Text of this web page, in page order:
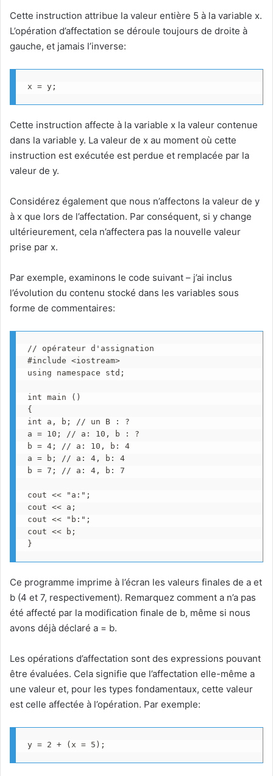
Cette instruction attribue la valeur entière 5 à la variable x.
L’opération d’affectation se déroule toujours de droite à
gauche, et jamais l’inverse:
x = y;
Cette instruction affecte à la variable x la valeur contenue
dans la variable y. La valeur de x au moment où cette
instruction est exécutée est perdue et remplacée par la
valeur de y.
Considérez également que nous n’affectons la valeur de y
à x que lors de l’affectation. Par conséquent, si y change
ultérieurement, cela n’affectera pas la nouvelle valeur
prise par x.
Par exemple, examinons le code suivant – j’ai inclus
l’évolution du contenu stocké dans les variables sous
forme de commentaires:
// opérateur d'assignation
#include <iostream>
using namespace std;
int main ()
{
int a, b; // un B : ?
a = 10; // a: 10, b : ?
b = 4; // a: 10, b: 4
a = b; // a: 4, b: 4
b = 7; // a: 4, b: 7
cout << "a:";
cout << a;
cout << "b:";
cout << b;
}
Ce programme imprime à l’écran les valeurs finales de a et
b (4 et 7, respectivement). Remarquez comment a n’a pas
été affecté par la modification finale de b, même si nous
avons déjà déclaré a = b.
Les opérations d’affectation sont des expressions pouvant
être évaluées. Cela signifie que l’affectation elle-même a
une valeur et, pour les types fondamentaux, cette valeur
est celle affectée à l’opération. Par exemple:
y = 2 + (x = 5);